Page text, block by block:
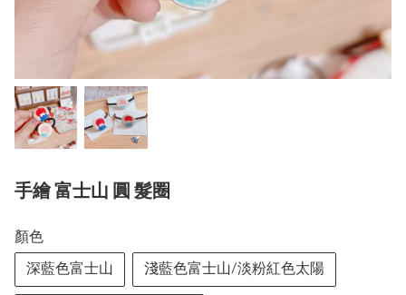
手繪 富士山 圓 髮圈
顏色
深藍色富士山
淺藍色富士山/淡粉紅色太陽